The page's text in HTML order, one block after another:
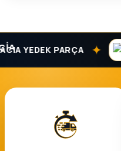
YEDEK PARÇA ✦